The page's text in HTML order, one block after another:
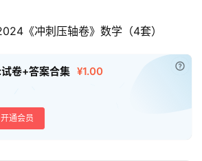
《冲刺压轴卷》数学（4套）
卷+答案合集 ¥1.00
开通会员